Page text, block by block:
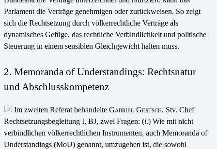
Parlament die Verträge genehmigen oder zurückweisen. So zeigt
sich die Rechtsetzung durch völkerrechtliche Verträge als
dynamisches Gefüge, das rechtliche Verbindlichkeit und politische
Steuerung in einem sensiblen Gleichgewicht halten muss.
2. Memoranda of Understandings: Rechtsnatur
und Abschlusskompetenz
[5] Im zweiten Referat behandelte Gabriel Gertsch, Stv. Chef
Rechtsetzungsbegleitung I, BJ, zwei Fragen: (i.) Wie mit nicht
verbindlichen völkerrechtlichen Instrumenten, auch Memoranda of
Understandings (MoU) genannt, umzugehen ist, die sowohl